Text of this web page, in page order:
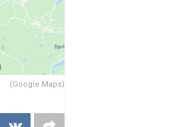
(Google Maps)